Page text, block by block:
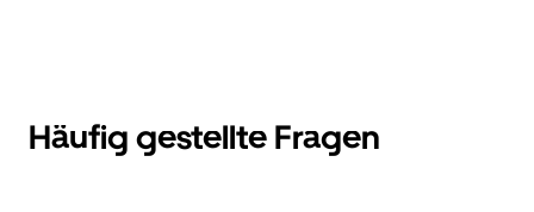
Häufig gestellte Fragen